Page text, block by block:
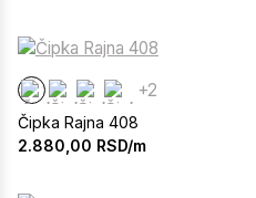
+2
Čipka Rajna 408
2.880,00 RSD/m